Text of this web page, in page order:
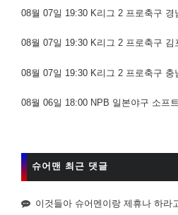
08월 07일 19:30 K리그 2 프로축구 경
08월 07일 19:30 K리그 2 프로축구 김
08월 07일 19:30 K리그 2 프로축구 충
08월 06일 18:00 NPB 일본야구 소프
슈어맨 최근 댓글
이것들아 슈어멘이랑 제휴나 하라